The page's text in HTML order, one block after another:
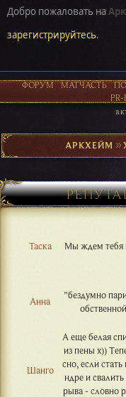
Добро пожаловать на
зарегистрируйтесь.
ФОРУМ МАТЧАСТЬ
АРКХЕЙМ
Таска Мы ждем тебя
Анна
"бездумно
Шанго
А еще белая
из пены х))
сно, если
ндре и
рыва - словно